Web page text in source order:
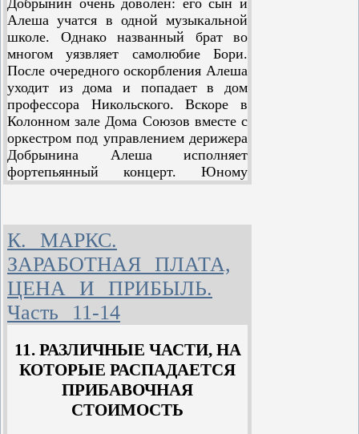
теряясь в густых ветвях новогодней
елки.
Добрынин очень доволен: его сын и
Алеша учатся в одной музыкальной
школе. Однако названный брат во
многом уязвляет самолюбие Бори.
После очередного оскорбления Алеша
уходит из дома и попадает в дом
профессора Никольского. Вскоре в
Колонном зале Дома Союзов вместе с
оркестром под управлением дерижера
Добрынина Алеша исполняет
фортепьянный концерт. Юному
музыканту аплодирует Мария
К. МАРКС.
ЗАРАБОТНАЯ ПЛАТА,
ЦЕНА И ПРИБЫЛЬ.
Часть 11-14
11. РАЗЛИЧНЫЕ ЧАСТИ, НА
КОТОРЫЕ РАСПАДАЕТСЯ
ПРИБАВОЧНАЯ
СТОИМОСТЬ